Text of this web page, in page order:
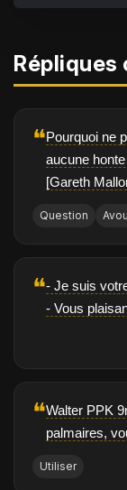
❝Pourquoi ne
aucune
[Gareth
Question
❝- Je suis
- Vous
❝Walter PPK
palmaires,
Utiliser